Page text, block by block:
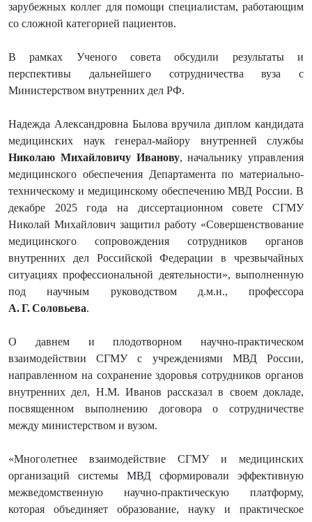
зарубежных коллег для помощи специалистам, работающим
со сложной категорией пациентов.
В рамках Ученого совета обсудили результаты и
перспективы дальнейшего сотрудничества вуза с
Министерством внутренних дел РФ.
Надежда Александровна Былова вручила диплом кандидата
медицинских наук генерал-майору внутренней службы
Николаю Михайловичу Иванову, начальнику управления
медицинского обеспечения Департамента по материально-
техническому и медицинскому обеспечению МВД России. В
декабре 2025 года на диссертационном совете СГМУ
Николай Михайлович защитил работу «Совершенствование
медицинского сопровождения сотрудников органов
внутренних дел Российской Федерации в чрезвычайных
ситуациях профессиональной деятельности», выполненную
под научным руководством д.м.н., профессора
А. Г. Соловьева.
О давнем и плодотворном научно-практическом
взаимодействии СГМУ с учреждениями МВД России,
направленном на сохранение здоровья сотрудников органов
внутренних дел, Н.М. Иванов рассказал в своем докладе,
посвященном выполнению договора о сотрудничестве
между министерством и вузом.
«Многолетнее взаимодействие СГМУ и медицинских
организаций системы МВД сформировали эффективную
межведомственную научно-практическую платформу,
которая объединяет образование, науку и практическое